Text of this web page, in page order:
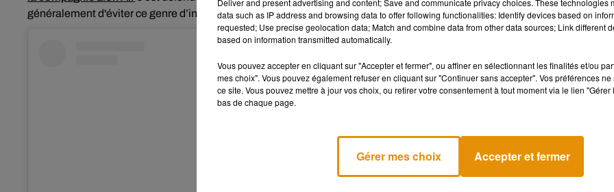
généralement d'éviter ce genre d’intrusion très inconfortable.
Deliver and present advertising and content; Save and communicate privacy choices. These technologies
data such as IP address and browsing data to offer following functionalities: Identify devices based on
requested; Use precise geolocation data; Match and combine data from other data sources; Link different
based on information transmitted automatically.
Vous pouvez accepter en cliquant sur "Accepter et fermer", ou affiner en sélectionnant les finalités et/ou
mes choix". Vous pouvez également refuser en cliquant sur "Continuer sans accepter". Vos préférences
ce site. Vous pouvez mettre à jour vos choix, ou retirer votre consentement à tout moment via le lien
bas de chaque page.
Gérer mes choix Accepter et fermer